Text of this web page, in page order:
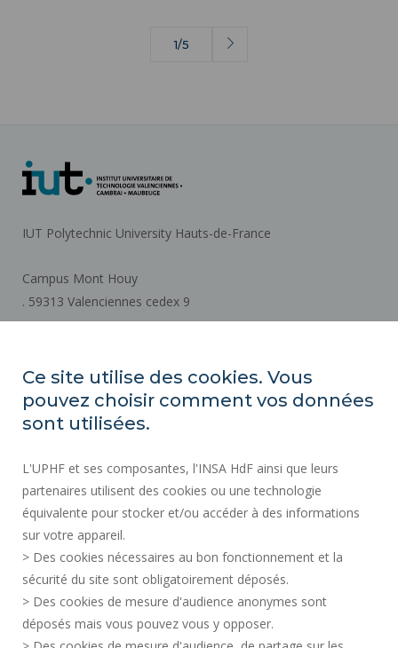
1/5 Next
IUT Polytechnic University Hauts-de-France
Campus Mont Houy
. 59313 Valenciennes cedex 9
REGULATORY ACTS
PUBLIC PROCUREMENT
LEGAL INFORMATION
PRESS AREA
RECRUITMENTS
SITE MAP
PERSONAL DATA
Ce site utilise des cookies. Vous
pouvez choisir comment vos données
sont utilisées.
L'UPHF et ses composantes, l'INSA HdF ainsi que leurs
partenaires utilisent des cookies ou une technologie
équivalente pour stocker et/ou accéder à des informations
sur votre appareil.
> Des cookies nécessaires au bon fonctionnement et la
sécurité du site sont obligatoirement déposés.
> Des cookies de mesure d'audience anonymes sont
déposés mais vous pouvez vous y opposer.